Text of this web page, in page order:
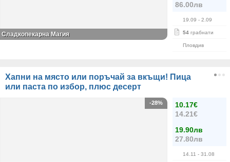
86.00лв
19.09 - 2.09
54 грабнати
Пловдив
Сладкопекарна Магия
Хапни на място или поръчай за вкъщи! Пица
или паста по избор, плюс десерт
10.17€
14.21€
19.90лв
27.80лв
14.11 - 31.08
-28%